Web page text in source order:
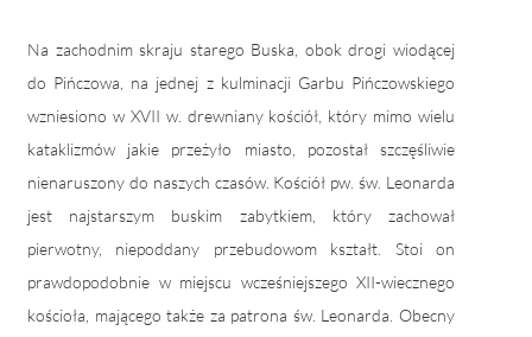
Na zachodnim skraju starego Buska, obok drogi wiodącej
do Pińczowa, na jednej z kulminacji Garbu Pińczowskiego
wzniesiono w XVII w. drewniany kościół, który mimo wielu
kataklizmów jakie przeżyło miasto, pozostał szczęśliwie
nienaruszony do naszych czasów. Kościół pw. św. Leonarda
jest najstarszym buskim zabytkiem, który zachował
pierwotny, niepoddany przebudowom kształt. Stoi on
prawdopodobnie w miejscu wcześniejszego XII-wiecznego
kościoła, mającego także za patrona św. Leonarda. Obecny